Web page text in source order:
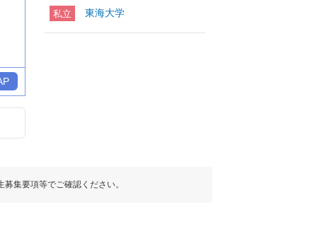
私立 東海大学
集要項等でご確認ください。